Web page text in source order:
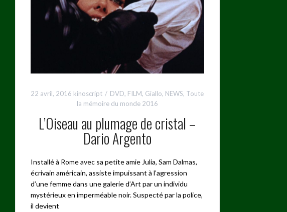
22 avril, 2016 kinoscript DVD, FILM, Giallo, NEWS, Toute
la mémoire du monde 2016
L’Oiseau au plumage de cristal –
Dario Argento
Installé à Rome avec sa petite amie Julia, Sam Dalmas,
écrivain américain, assiste impuissant à l’agression
d’une femme dans une galerie d’Art par un individu
mystérieux en imperméable noir. Suspecté par la police,
il devient